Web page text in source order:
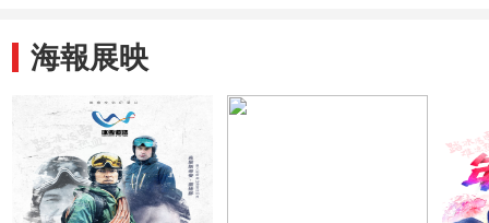
海報展映